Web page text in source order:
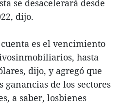
se desacelerará desde
dijo.
es el vencimiento
hasta
dijo, y agregó que
ganancias de los sectores
a saber, losbienes